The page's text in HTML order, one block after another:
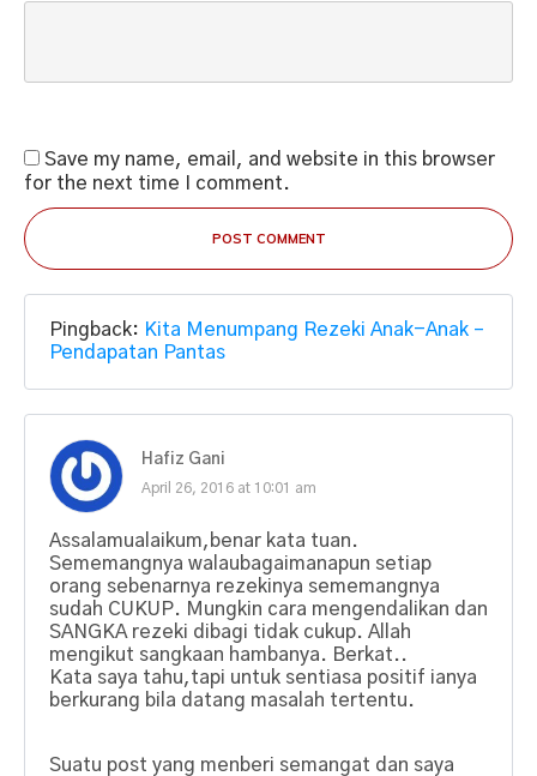
Save my name, email, and website in this browser
for the next time I comment.
POST COMMENT
Pingback: Kita Menumpang Rezeki Anak-Anak –
Pendapatan Pantas
Hafiz Gani
April 26, 2016 at 10:01 am
Assalamualaikum,benar kata tuan.
Sememangnya walaubagaimanapun setiap
orang sebenarnya rezekinya sememangnya
sudah CUKUP. Mungkin cara mengendalikan dan
SANGKA rezeki dibagi tidak cukup. Allah
mengikut sangkaan hambanya. Berkat..
Kata saya tahu,tapi untuk sentiasa positif ianya
berkurang bila datang masalah tertentu.
Suatu post yang menberi semangat dan saya